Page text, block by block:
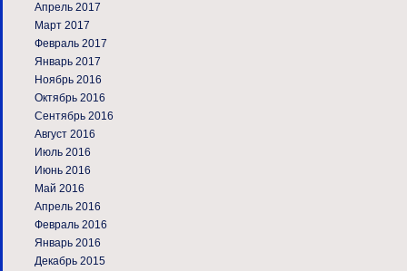
Апрель 2017
Март 2017
Февраль 2017
Январь 2017
Ноябрь 2016
Октябрь 2016
Сентябрь 2016
Август 2016
Июль 2016
Июнь 2016
Май 2016
Апрель 2016
Февраль 2016
Январь 2016
Декабрь 2015